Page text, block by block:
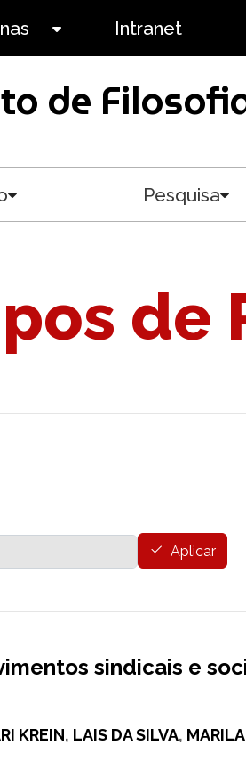
Intranet
de
Pesquisa
de
Aplicar
sindicais e
KREIN, LAIS DA SILVA,